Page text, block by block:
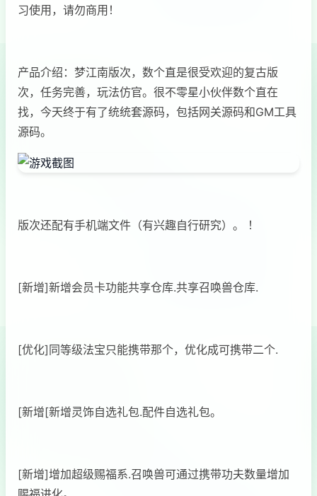
习使用，请勿商用！
产品介绍：梦江南版次，数个直是很受欢迎的复古版
次，任务完善，玩法仿官。很不零星小伙伴数个直在
找，今天终于有了统统套源码，包括网关源码和GM工具
源码。
版次还配有手机端文件（有兴趣自行研究）。 ！
[新增]新增会员卡功能共享仓库.共享召唤兽仓库.
[优化]同等级法宝只能携带那个，优化成可携带二个.
[新增[新增灵饰自选礼包.配件自选礼包。
[新增]增加超级赐福系.召唤兽可通过携带功夫数量增加